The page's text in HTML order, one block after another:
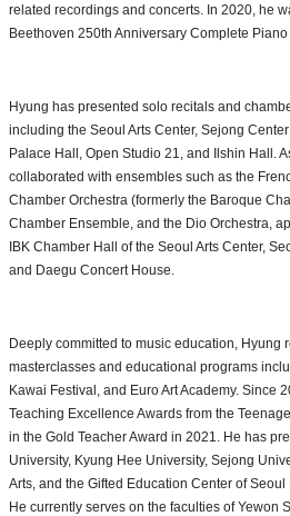
related recordings and concerts. In 2020, he
Beethoven 250th Anniversary Complete
Hyung has presented solo recitals and
including the Seoul Arts Center, Sejong
Palace Hall, Open Studio 21, and Ilshin Hall.
collaborated with ensembles such as the
Chamber Orchestra (formerly the Baroque
Chamber Ensemble, and the Dio Orchestra,
IBK Chamber Hall of the Seoul Arts Center,
and Daegu Concert House.
Deeply committed to music education, Hyung
masterclasses and educational programs
Kawai Festival, and Euro Art Academy. Since
Teaching Excellence Awards from the
in the Gold Teacher Award in 2021. He has
University, Kyung Hee University, Sejong
Arts, and the Gifted Education Center of
He currently serves on the faculties of Yewon